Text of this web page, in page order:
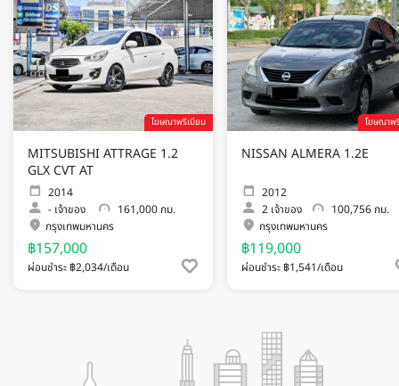
โฆษณาพรีเมียม
MITSUBISHI ATTRAGE 1.2
GLX CVT AT
2014
- เจ้าของ
161,000 กม.
กรุงเทพมหานคร
฿157,000
ผ่อนชำระ ฿2,034/เดือน
โฆษณาพ
NISSAN ALMERA 1.2E
2012
2 เจ้าของ
100,756 กม.
กรุงเทพมหานคร
฿119,000
ผ่อนชำระ ฿1,541/เดือน